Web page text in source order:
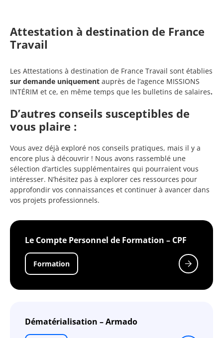
Attestation à destination de France
Travail
Les Attestations à destination de France Travail sont établies
sur demande uniquement auprès de l’agence MISSIONS
INTÉRIM et ce, en même temps que les bulletins de salaires.
D’autres conseils susceptibles de
vous plaire :
Vous avez déjà exploré nos conseils pratiques, mais il y a
encore plus à découvrir ! Nous avons rassemblé une
sélection d’articles supplémentaires qui pourraient vous
intéresser. N’hésitez pas à explorer ces ressources pour
approfondir vos connaissances et continuer à avancer dans
vos projets professionnels.
Le Compte Personnel de Formation – CPF
Formation
Dématérialisation – Armado